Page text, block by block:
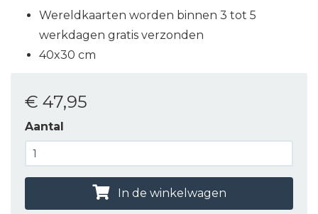
Wereldkaarten worden binnen 3 tot 5
werkdagen gratis verzonden
40x30 cm
€ 47,95
Aantal
In de winkelwagen